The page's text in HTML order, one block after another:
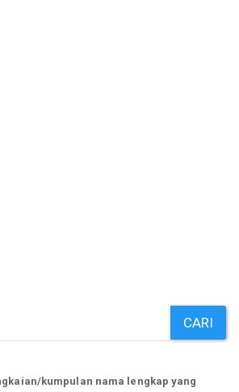
CARI
kumpulan nama lengkap yang